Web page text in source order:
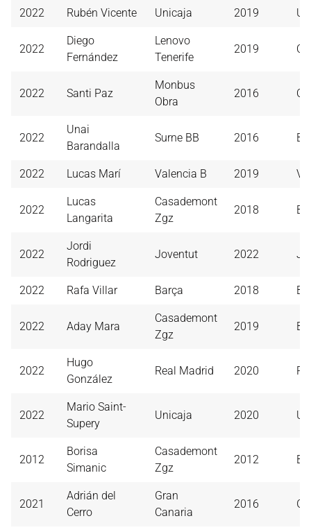
2022 Rubén Vicente Unicaja 2019
2022
Diego
Fernández
Lenovo
Tenerife
2019
2022 Santi Paz
Monbus
Obra
2016
2022
Unai
Barandalla
Surne BB 2016
2022 Lucas Marí Valencia B 2019
2022
Lucas
Langarita
Casademont
Zgz
2018 B.
2022
Jordi
Rodriguez
Joventut 2022
2022 Rafa Villar Barça 2018
2022 Aday Mara
Casademont
Zgz
2019 B.
2022
Hugo
González
Real Madrid 2020
2022
Mario Saint-
Supery
Unicaja 2020
2012
Borisa
Simanic
Casademont
Zgz
2012
2021
Adrián del
Cerro
Gran
Canaria
2016